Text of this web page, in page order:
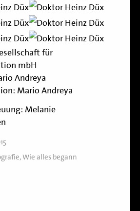
für
mbH
Andreya
Mario Andreya
Melanie
,Wie alles begann